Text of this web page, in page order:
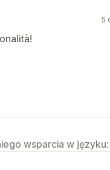
5
wsparcia w języku: